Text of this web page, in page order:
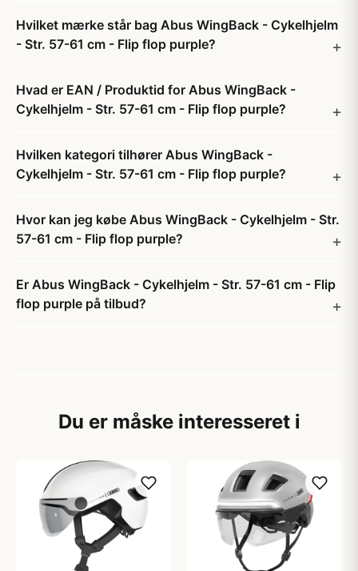
Hvilket mærke står bag Abus WingBack - Cykelhjelm
- Str. 57-61 cm - Flip flop purple?
Hvad er EAN / Produktid for Abus WingBack -
Cykelhjelm - Str. 57-61 cm - Flip flop purple?
Hvilken kategori tilhører Abus WingBack -
Cykelhjelm - Str. 57-61 cm - Flip flop purple?
Hvor kan jeg købe Abus WingBack - Cykelhjelm - Str.
57-61 cm - Flip flop purple?
Er Abus WingBack - Cykelhjelm - Str. 57-61 cm - Flip
flop purple på tilbud?
Du er måske interesseret i